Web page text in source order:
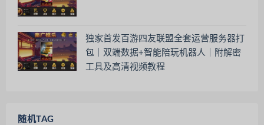
独家首发百游四友联盟全套运营服务器打
包｜双端数据+智能陪玩机器人｜附解密
工具及高清视频教程
随机TAG